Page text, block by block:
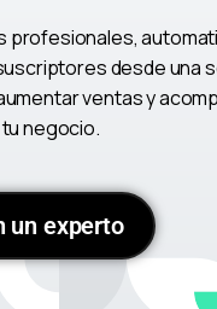
profesionales,
desde una
ventas y
negocio.
un experto